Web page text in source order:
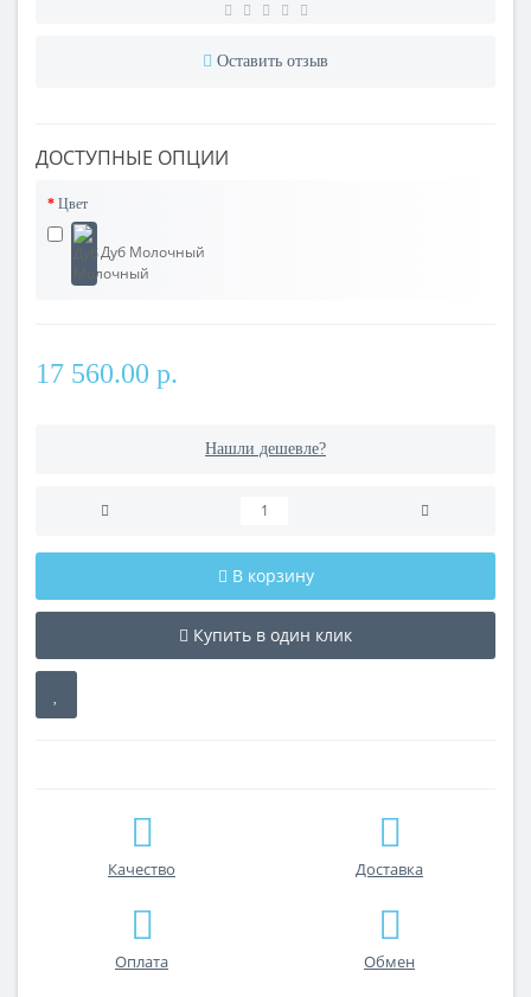
Оставить отзыв
ДОСТУПНЫЕ ОПЦИИ
Цвет
Дуб Молочный
17 560.00 р.
Нашли дешевле?
В корзину
Купить в один клик
Качество Доставка
Оплата Обмен